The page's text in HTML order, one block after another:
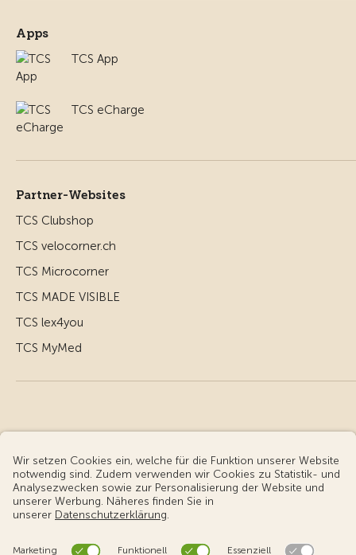
Apps
TCS App
TCS eCharge
Partner-Websites
TCS Clubshop
TCS velocorner.ch
TCS Microcorner
TCS MADE VISIBLE
TCS lex4you
TCS MyMed
© Touring Club Schweiz
Benutzungsbedingungen - rechtliche Informationen